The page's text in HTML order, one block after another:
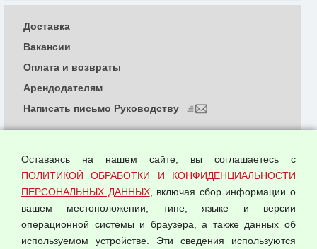
Политика обработки и конфиденциальности
персональных данных
Согласием на обработку персональных данных
Оферта оптовой купли-продажи
Публичная оферта
Доставка
Вакансии
Оплата и возвраты
Арендодателям
Написать письмо Руководству
Оставаясь на нашем сайте, вы соглашаетесь с
ПОЛИТИКОЙ ОБРАБОТКИ И КОНФИДЕНЦИАЛЬНОСТИ
ПЕРСОНАЛЬНЫХ ДАННЫХ, включая сбор информации о
вашем местоположении, типе, языке и версии
операционной системы и браузера, а также данных об
используемом устройстве. Эти сведения используются